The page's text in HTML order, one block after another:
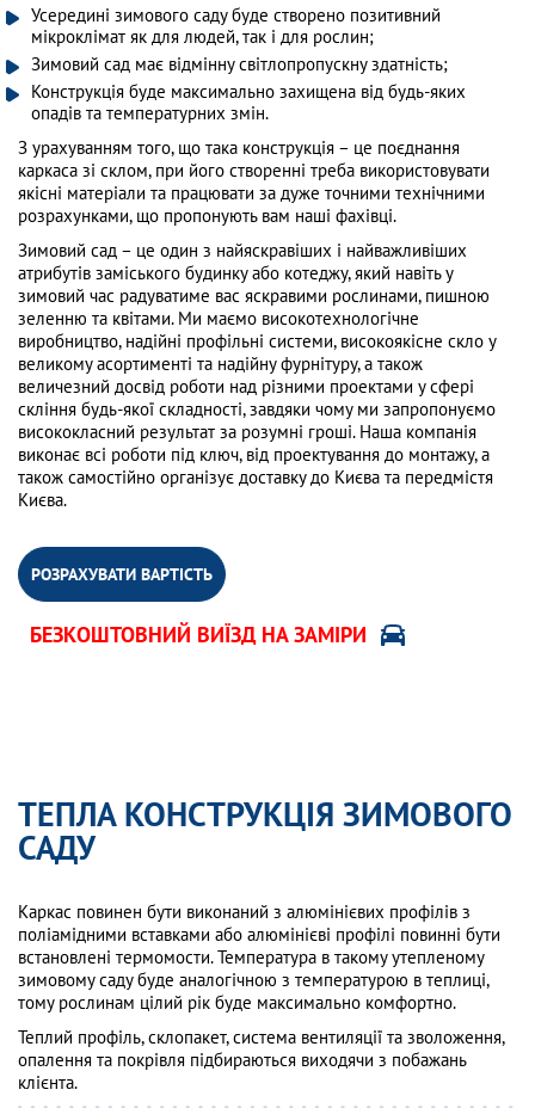
Усередині зимового саду буде створено позитивний
мікроклімат як для людей, так і для рослин;
Зимовий сад має відмінну світлопропускну здатність;
Конструкція буде максимально захищена від будь-яких
опадів та температурних змін.
З урахуванням того, що така конструкція – це поєднання
каркаса зі склом, при його створенні треба використовувати
якісні матеріали та працювати за дуже точними технічними
розрахунками, що пропонують вам наші фахівці.
Зимовий сад – це один з найяскравіших і найважливіших
атрибутів заміського будинку або котеджу, який навіть у
зимовий час радуватиме вас яскравими рослинами, пишною
зеленню та квітами. Ми маємо високотехнологічне
виробництво, надійні профільні системи, високоякісне скло у
великому асортименті та надійну фурнітуру, а також
величезний досвід роботи над різними проектами у сфері
скління будь-якої складності, завдяки чому ми запропонуємо
висококласний результат за розумні гроші. Наша компанія
виконає всі роботи під ключ, від проектування до монтажу, а
також самостійно організує доставку до Києва та передмістя
Києва.
РОЗРАХУВАТИ ВАРТІСТЬ
БЕЗКОШТОВНИЙ ВИЇЗД НА ЗАМІРИ
ТЕПЛА КОНСТРУКЦІЯ ЗИМОВОГО
САДУ
Каркас повинен бути виконаний з алюмінієвих профілів з
поліамідними вставками або алюмінієві профілі повинні бути
встановлені термомости. Температура в такому утепленому
зимовому саду буде аналогічною з температурою в теплиці,
тому рослинам цілий рік буде максимально комфортно.
Теплий профіль, склопакет, система вентиляції та зволоження,
опалення та покрівля підбираються виходячи з побажань
клієнта.